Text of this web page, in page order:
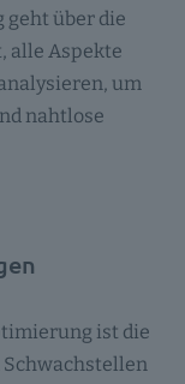
über die
alle Aspekte
um
nahtlose
ist die
Schwachstellen